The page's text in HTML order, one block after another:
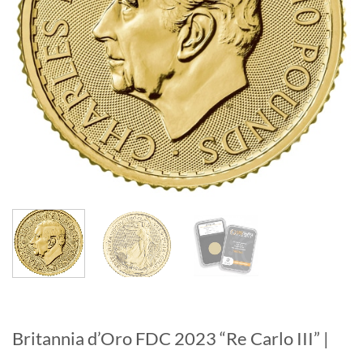
Britannia d’Oro FDC 2023 “Re Carlo III” |